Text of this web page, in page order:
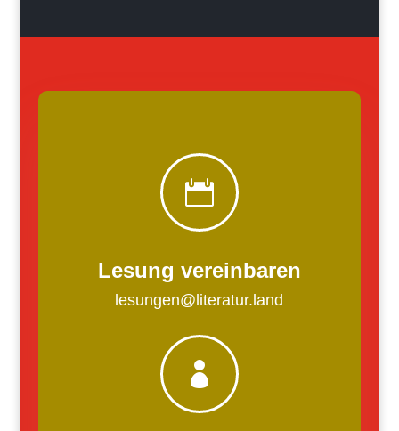

Lesung vereinbaren
lesungen@literatur.land
